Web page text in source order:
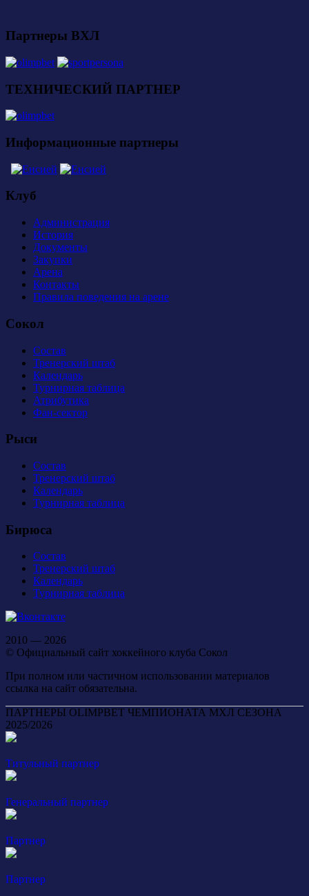
Партнеры ВХЛ
ТЕХНИЧЕСКИЙ ПАРТНЕР
Информационные партнеры
Клуб
Администрация
История
Документы
Закупки
Арена
Контакты
Правила поведения на арене
Сокол
Состав
Тренерский штаб
Календарь
Турнирная таблица
Атрибутика
Фан-сектор
Рыси
Состав
Тренерский штаб
Календарь
Турнирная таблица
Бирюса
Состав
Тренерский штаб
Календарь
Турнирная таблица
2010 — 2026
© Официальный сайт хоккейного клуба Сокол
При полном или частичном использовании материалов
ссылка на сайт обязательна.
ПАРТНЕРЫ OLIMPBET ЧЕМПИОНАТА МХЛ СЕЗОНА
2025/2026
Титульный партнер
Генеральный партнер
Партнер
Партнер